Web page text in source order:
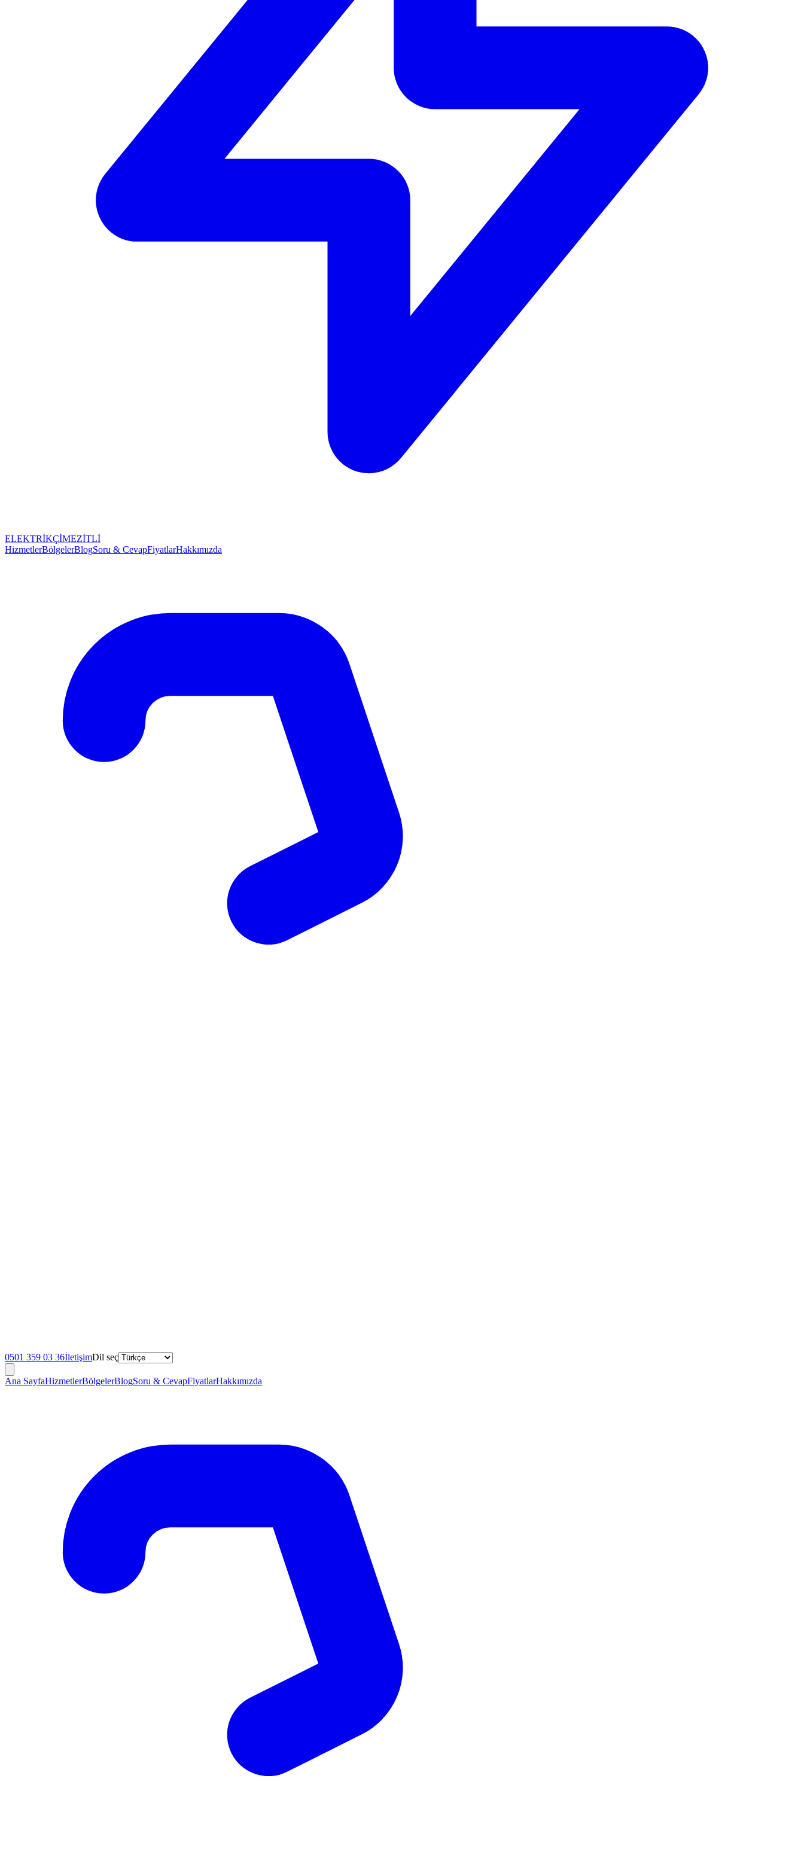
ELEKTRİKÇİMEZİTLİ
HizmetlerBölgelerBlogSoru & CevapFiyatlarHakkımızda
0501 359 03 36İletişimDil seç
Ana SayfaHizmetlerBölgelerBlogSoru & CevapFiyatlarHakkımızda